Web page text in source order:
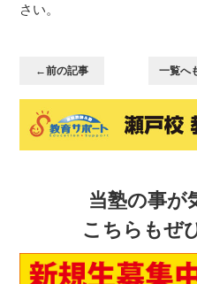
さい。
←前の記事 一覧へ
当塾の事が
こちらもぜ